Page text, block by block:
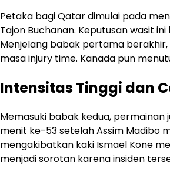
Petaka bagi Qatar dimulai pada
Tajon Buchanan. Keputusan wasit
Menjelang babak pertama
masa injury time. Kanada pun
Intensitas Tinggi dan
Memasuki babak kedua,
menit ke-53 setelah Assim Madibo
mengakibatkan kaki Ismael Kone
menjadi sorotan karena insiden